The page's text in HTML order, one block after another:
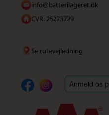
info@batterilageret.dk
CVR: 25273729
Se rutevejledning